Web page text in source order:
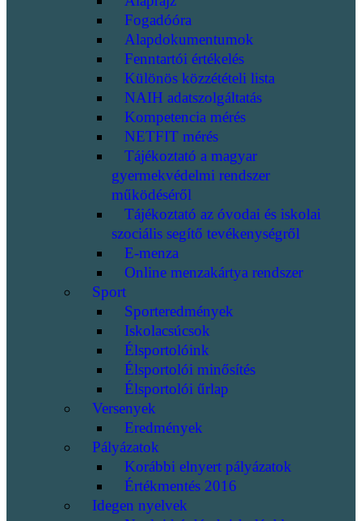
Fogadóóra
Alapdokumentumok
Fenntartói értékelés
Különös közzétételi lista
NAIH adatszolgáltatás
Kompetencia mérés
NETFIT mérés
Tájékoztató a magyar
gyermekvédelmi rendszer
működéséről
Tájékoztató az óvodai és iskolai
szociális segítő tevékenységről
E-menza
Online menzakártya rendszer
Sport
Sporteredmények
Iskolacsúcsok
Élsportolóink
Élsportolói minősítés
Élsportolói űrlap
Versenyek
Eredmények
Pályázatok
Korábbi elnyert pályázatok
Értékmentés 2016
Idegen nyelvek